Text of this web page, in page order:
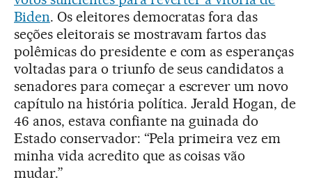
Biden. Os eleitores democratas fora das
seções eleitorais se mostravam fartos das
polêmicas do presidente e com as esperanças
voltadas para o triunfo de seus candidatos a
senadores para começar a escrever um novo
capítulo na história política. Jerald Hogan, de
46 anos, estava confiante na guinada do
Estado conservador: “Pela primeira vez em
minha vida acredito que as coisas vão
mudar.”